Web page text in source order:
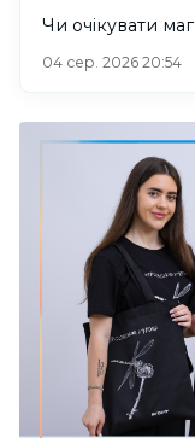
Чи очікувати
04 сер. 2026 20:54